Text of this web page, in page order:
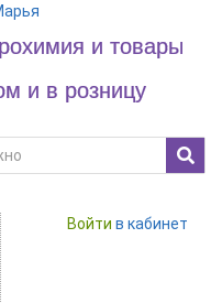
и товары
и в розницу
Войти в кабинет